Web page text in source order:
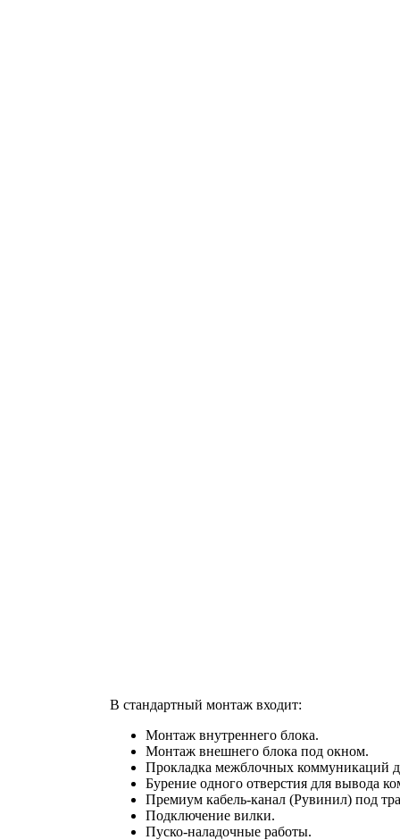
В стандартный монтаж входит:
Монтаж внутреннего блока.
Монтаж внешнего блока под окном.
Прокладка межблочных коммуникаций
Бурение одного отверстия для вывода
Премиум кабель-канал (Рувинил) под
Подключение вилки.
Пуско-наладочные работы.